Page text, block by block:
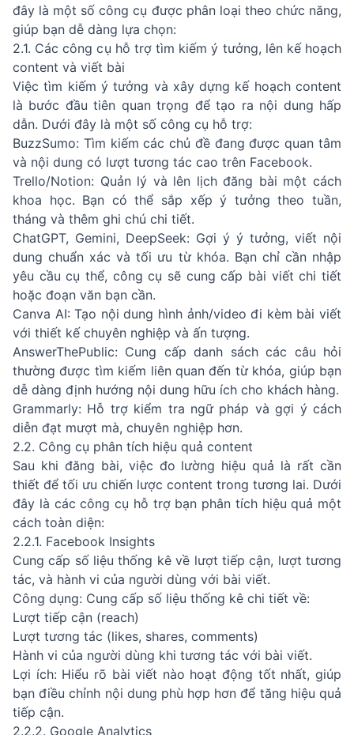
đây là một số công cụ được phân loại theo chức năng,
giúp bạn dễ dàng lựa chọn:
2.1. Các công cụ hỗ trợ tìm kiếm ý tưởng, lên kế hoạch
content và viết bài
Việc tìm kiếm ý tưởng và xây dựng kế hoạch content
là bước đầu tiên quan trọng để tạo ra nội dung hấp
dẫn. Dưới đây là một số công cụ hỗ trợ:
BuzzSumo: Tìm kiếm các chủ đề đang được quan tâm
và nội dung có lượt tương tác cao trên Facebook.
Trello/Notion: Quản lý và lên lịch đăng bài một cách
khoa học. Bạn có thể sắp xếp ý tưởng theo tuần,
tháng và thêm ghi chú chi tiết.
ChatGPT, Gemini, DeepSeek: Gợi ý ý tưởng, viết nội
dung chuẩn xác và tối ưu từ khóa. Bạn chỉ cần nhập
yêu cầu cụ thể, công cụ sẽ cung cấp bài viết chi tiết
hoặc đoạn văn bạn cần.
Canva AI: Tạo nội dung hình ảnh/video đi kèm bài viết
với thiết kế chuyên nghiệp và ấn tượng.
AnswerThePublic: Cung cấp danh sách các câu hỏi
thường được tìm kiếm liên quan đến từ khóa, giúp bạn
dễ dàng định hướng nội dung hữu ích cho khách hàng.
Grammarly: Hỗ trợ kiểm tra ngữ pháp và gợi ý cách
diễn đạt mượt mà, chuyên nghiệp hơn.
2.2. Công cụ phân tích hiệu quả content
Sau khi đăng bài, việc đo lường hiệu quả là rất cần
thiết để tối ưu chiến lược content trong tương lai. Dưới
đây là các công cụ hỗ trợ bạn phân tích hiệu quả một
cách toàn diện:
2.2.1. Facebook Insights
Cung cấp số liệu thống kê về lượt tiếp cận, lượt tương
tác, và hành vi của người dùng với bài viết.
Công dụng: Cung cấp số liệu thống kê chi tiết về:
Lượt tiếp cận (reach)
Lượt tương tác (likes, shares, comments)
Hành vi của người dùng khi tương tác với bài viết.
Lợi ích: Hiểu rõ bài viết nào hoạt động tốt nhất, giúp
bạn điều chỉnh nội dung phù hợp hơn để tăng hiệu quả
tiếp cận.
2.2.2. Google Analytics